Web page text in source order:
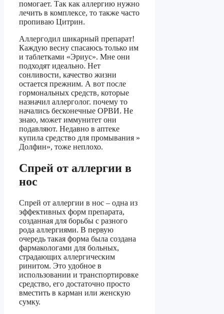
помогает. Так как аллергию нужно
лечить в комплексе, то также часто
пропиваю Цитрин.
Аллергодил шикарный препарат!
Каждую весну спасаюсь только им
и таблетками «Эриус». Мне они
подходят идеально. Нет
сонливости, качество жизни
остается прежним. А вот после
гормональных средств, которые
назначил аллерголог. почему то
начались бесконечные ОРВИ. Не
знаю, может иммунитет они
подавляют. Недавно в аптеке
купила средство для промывания »
Долфин», тоже неплохо.
Спрей от аллергии в
нос
Спрей от аллергии в нос – одна из
эффективных форм препарата,
созданная для борьбы с разного
рода аллергиями. В первую
очередь такая форма была создана
фармакологами для больных,
страдающих аллергическим
ринитом. Это удобное в
использовании и транспортировке
средство, его достаточно просто
вместить в карман или женскую
сумку.